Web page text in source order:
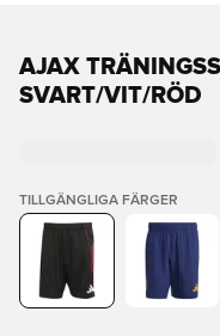
AJAX
SVART/VIT/RÖD
TILLGÄNGLIGA FÄRGER